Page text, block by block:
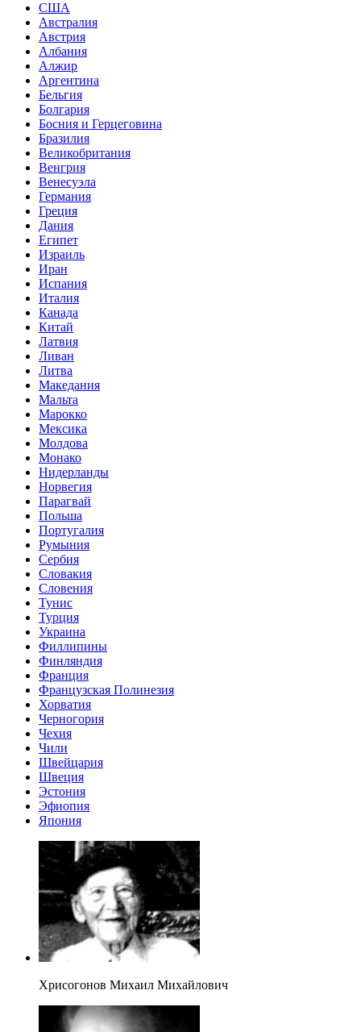
США
Австралия
Австрия
Албания
Алжир
Аргентина
Бельгия
Болгария
Босния и Герцеговина
Бразилия
Великобритания
Венгрия
Венесуэла
Германия
Греция
Дания
Египет
Израиль
Иран
Испания
Италия
Канада
Китай
Латвия
Ливан
Литва
Македания
Мальта
Марокко
Мексика
Молдова
Монако
Нидерланды
Норвегия
Парагвай
Польша
Португалия
Румыния
Сербия
Словакия
Словения
Тунис
Турция
Украина
Филлипины
Финляндия
Франция
Французская Полинезия
Хорватия
Черногория
Чехия
Чили
Швейцария
Швеция
Эстония
Эфиопия
Япония
Хрисогонов Михаил Михайлович